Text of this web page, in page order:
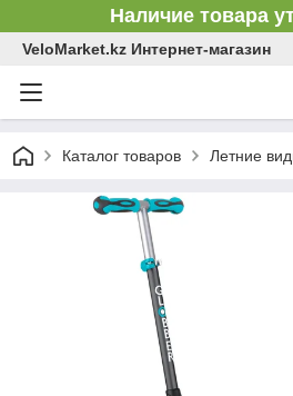
Наличие товара
VeloMarket.kz Интернет-магазин
Каталог товаров Летние